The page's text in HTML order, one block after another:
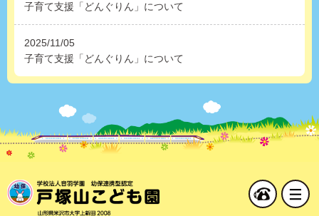
子育て支援「どんぐりん」について
2025/11/05
子育て支援「どんぐりん」について